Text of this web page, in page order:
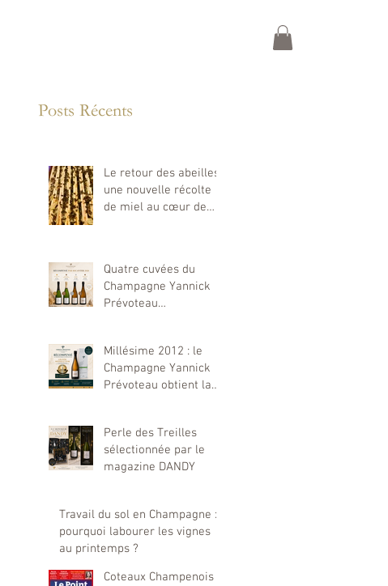
Posts Récents
Le retour des abeilles :
une nouvelle récolte
de miel au cœur de
Quatre cuvées du
Champagne Yannick
Prévoteau
Awards 2026
Millésime 2012 : le
Champagne Yannick
Prévoteau obtient la
de Bruxelles 2026
Perle des Treilles
sélectionnée par le
magazine DANDY
Travail du sol en Champagne :
pourquoi labourer les vignes
au printemps ?
Coteaux Champenois